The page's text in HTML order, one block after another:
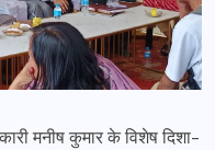
मनीष कुमार के विशेष दिशा-